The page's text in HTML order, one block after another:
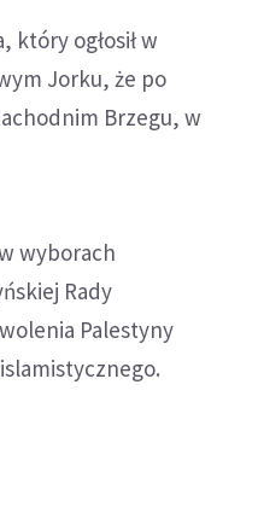
który ogłosił w
Jorku, że po
Brzegu, w
wyborach
Rady
Palestyny